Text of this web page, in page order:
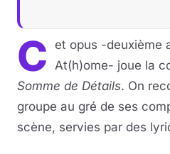
C
et opus -deuxième
At(h)ome- joue la
Somme de Détails. On
groupe au gré de ses
scène, servies par des